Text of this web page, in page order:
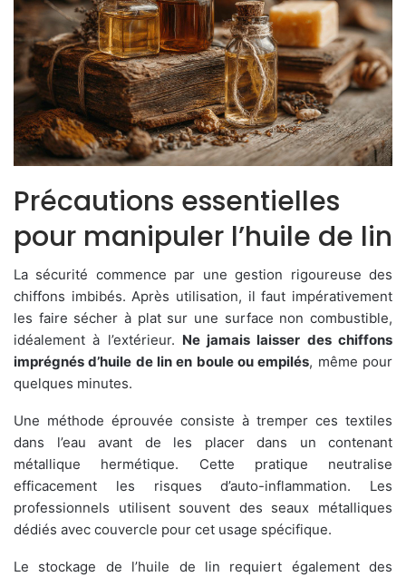
Précautions essentielles
pour manipuler l’huile de lin
La sécurité commence par une gestion rigoureuse des
chiffons imbibés. Après utilisation, il faut impérativement
les faire sécher à plat sur une surface non combustible,
idéalement à l’extérieur. Ne jamais laisser des chiffons
imprégnés d’huile de lin en boule ou empilés, même pour
quelques minutes.
Une méthode éprouvée consiste à tremper ces textiles
dans l’eau avant de les placer dans un contenant
métallique hermétique. Cette pratique neutralise
efficacement les risques d’auto-inflammation. Les
professionnels utilisent souvent des seaux métalliques
dédiés avec couvercle pour cet usage spécifique.
Le stockage de l’huile de lin requiert également des